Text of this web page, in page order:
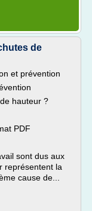
de
et prévention
hauteur ?
PDF
sont dus aux
représentent la
cause de...